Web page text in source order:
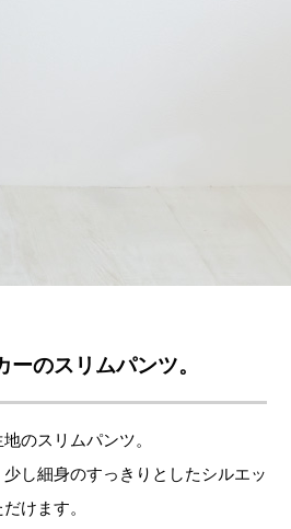
のスリムパンツ。
のスリムパンツ。
し細身のすっきりとしたシルエッ
けます。